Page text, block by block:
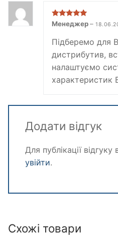
Оцінено в5
Менеджер–
Підберемо для
дистрибутив,
налаштуємо
характеристик
Додати відгук
Для публікації
увійти.
Схожі товари